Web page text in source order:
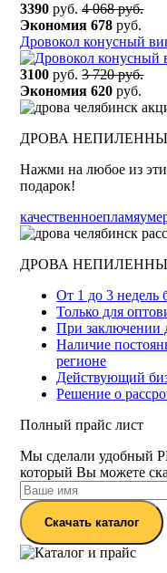
3390 руб.4 068 руб.
Экономия 678 руб.
Дровокол конусный
3100 руб.3 720 руб.
Экономия 620 руб.
ДРОВА
Нажми на любое из
подарок!
качественноепламя
ДРОВА
От 1 до 3 недель
Только для
При заключении
Наличие
регионе
Действующий
Решение о
Полный прайс лист
Мы сделали удобный
который Вы можете
Скачать каталог